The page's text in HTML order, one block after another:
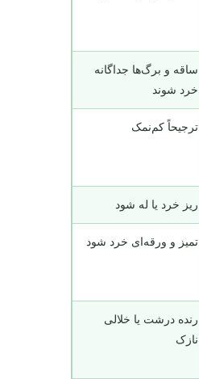
ساقه و برگ‌ها جداگانه
خرد شوند
ترجیحاً کم‌نمک
ریز خرد یا له شود
تمیز و ورقه‌ای خرد شود
رنده درشت یا خلالی
نازک